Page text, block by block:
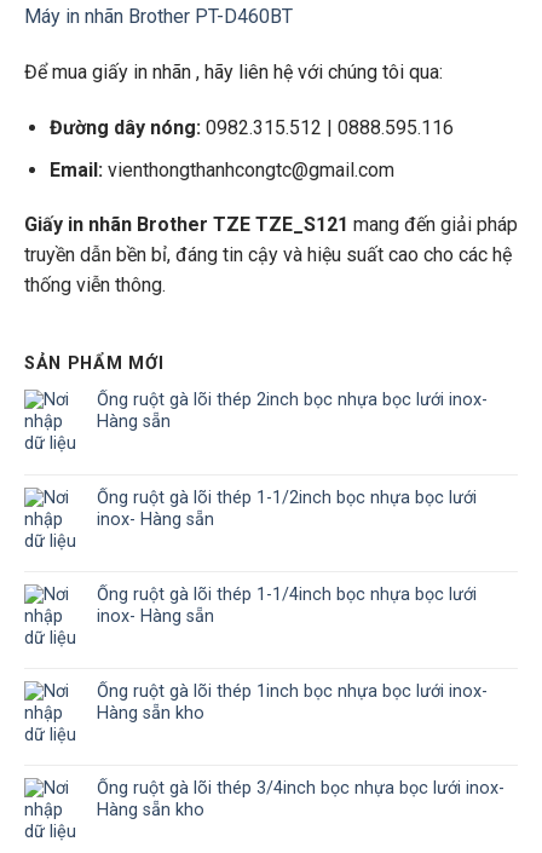
Máy in nhãn Brother PT-D460BT
Để mua giấy in nhãn , hãy liên hệ với chúng tôi qua:
Đường dây nóng:0982.315.512 | 0888.595.116
Email:vienthongthanhcongtc@gmail.com
Giấy in nhãn Brother TZE TZE_S121 mang đến giải pháp
truyền dẫn bền bỉ, đáng tin cậy và hiệu suất cao cho các hệ
thống viễn thông.
SẢN PHẨM MỚI
Ống ruột gà lõi thép 2inch bọc nhựa bọc lưới inox-
Hàng sẵn
Ống ruột gà lõi thép 1-1/2inch bọc nhựa bọc lưới
inox- Hàng sẵn
Ống ruột gà lõi thép 1-1/4inch bọc nhựa bọc lưới
inox- Hàng sẵn
Ống ruột gà lõi thép 1inch bọc nhựa bọc lưới inox-
Hàng sẵn kho
Ống ruột gà lõi thép 3/4inch bọc nhựa bọc lưới inox-
Hàng sẵn kho